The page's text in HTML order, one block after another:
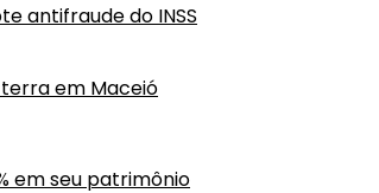
antifraude do INSS
em Maceió
em seu patrimônio